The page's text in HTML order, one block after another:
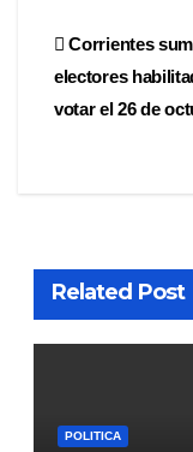
de
Corrientes
electores
votar el 26 de
Related Post
POLITICA